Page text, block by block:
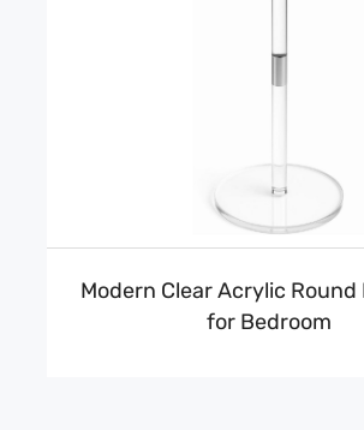
Modern Clear Acrylic Round
for Bedroom